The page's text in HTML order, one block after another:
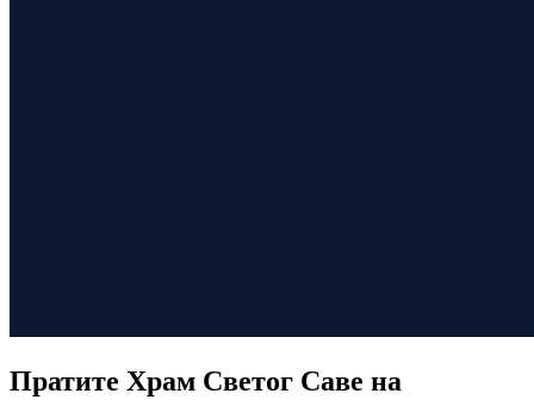
Пратите Храм Светог Саве на